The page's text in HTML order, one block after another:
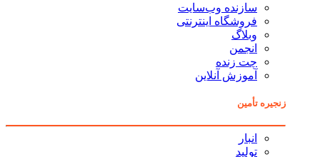
سازنده وب‌سایت
فروشگاه اینترنتی
وبلاگ
انجمن
چت زنده
آموزش آنلاین
زنجیره تأمین
انبار
تولید